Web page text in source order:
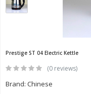
Prestige ST 04 Electric Kettle
(0 reviews)
Brand: Chinese